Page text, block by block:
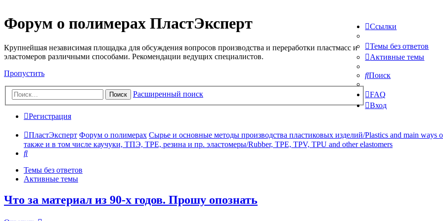
Форум о полимерах ПластЭксперт
Крупнейшая независимая площадка для обсуждения вопросов производства и переработки пластмасс и
эластомеров различными способами. Рекомендации ведущих специалистов.
Пропустить
Поиск Расширенный поиск
Ссылки
Темы без ответов
Активные темы
Поиск
FAQ
Вход
Регистрация
ПластЭксперт Форум о полимерах Сырье и основные методы производства пластиковых изделий/Plastics and main ways
также и в том числе каучуки, ТПЭ, TPE, резина и пр. эластомеры/Rubber, TPE, TPV, TPU and other elastomers
Поиск
Темы без ответов
Активные темы
Что за материал из 90-х годов. Прошу опознать